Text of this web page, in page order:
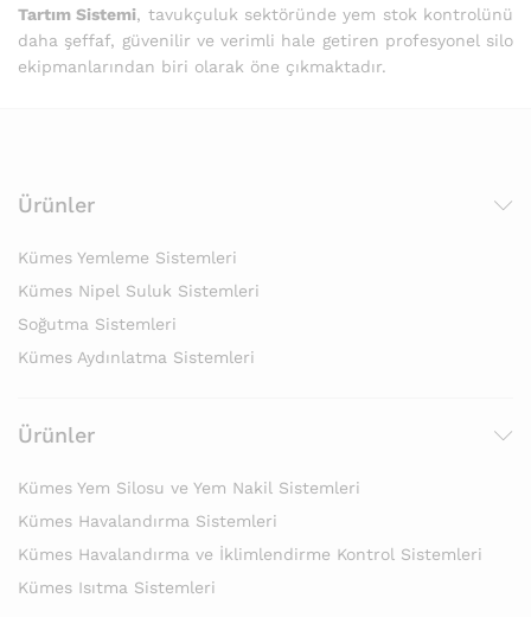
Tartım Sistemi, tavukçuluk sektöründe yem stok kontrolünü
daha şeffaf, güvenilir ve verimli hale getiren profesyonel silo
ekipmanlarından biri olarak öne çıkmaktadır.
Ürünler
Kümes Yemleme Sistemleri
Kümes Nipel Suluk Sistemleri
Soğutma Sistemleri
Kümes Aydınlatma Sistemleri
Ürünler
Kümes Yem Silosu ve Yem Nakil Sistemleri
Kümes Havalandırma Sistemleri
Kümes Havalandırma ve İklimlendirme Kontrol Sistemleri
Kümes Isıtma Sistemleri